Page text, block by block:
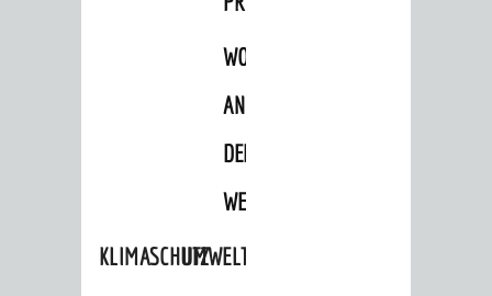
WOHNBEBAUUNG
AN
DER
WEINBERGSTRASSE
KLIMASCHUTZUMWELTSCHUTZ